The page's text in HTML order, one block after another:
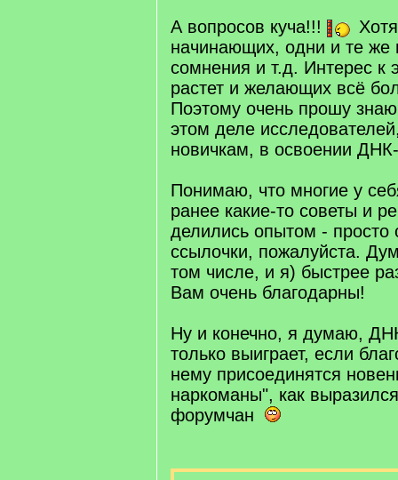
А вопросов куча!!!
начинающих, одни и те же
сомнения и т.д. Интерес к
растет и желающих всё
Поэтому очень прошу
этом деле
новичкам, в освоении
Понимаю, что многие у
ранее какие-то советы и
делились опытом - просто
ссылочки, пожалуйста.
том числе, и я) быстрее
Вам очень благодарны!
Ну и конечно, я думаю,
только выиграет, если
нему присоединятся
наркоманы", как
форумчан